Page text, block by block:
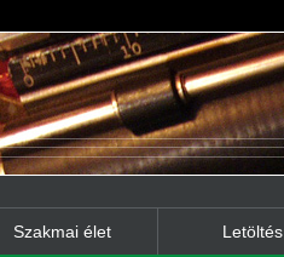
Szakmai élet Letöltés